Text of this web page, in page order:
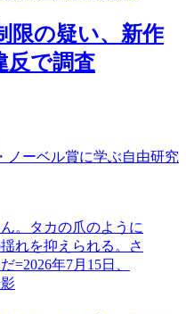
限の疑い、新作
で調査
ーベル賞に学ぶ自由研究